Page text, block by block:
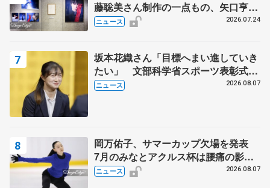
藤聡美さん制作の一点もの、矢口亨さ
んが撮影
ニュース 2026.07.24
坂本花織さん「目標へまい進していき
たい」 文部科学省スポーツ表彰式で
代表謝辞
ニュース 2026.08.07
岡万佑子、サマーカップ欠場を発表
7月のみなとアクルス杯は腰痛の影響
で
ニュース 2026.08.07